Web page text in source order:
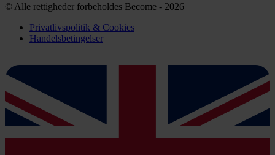
© Alle rettigheder forbeholdes Become - 2026
Privatlivspolitik & Cookies
Handelsbetingelser